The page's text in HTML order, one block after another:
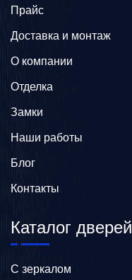
Прайс
Доставка и монтаж
О компании
Отделка
Замки
Наши работы
Блог
Контакты
Каталог дверей
C зеркалом